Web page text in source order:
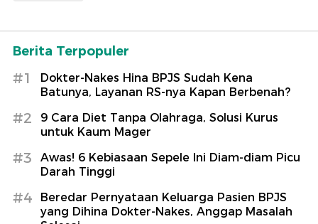
Berita Terpopuler
#1
Dokter-Nakes Hina BPJS Sudah Kena
Batunya, Layanan RS-nya Kapan Berbenah?
#2
9 Cara Diet Tanpa Olahraga, Solusi Kurus
untuk Kaum Mager
#3
Awas! 6 Kebiasaan Sepele Ini Diam-diam Picu
Darah Tinggi
#4
Beredar Pernyataan Keluarga Pasien BPJS
yang Dihina Dokter-Nakes, Anggap Masalah